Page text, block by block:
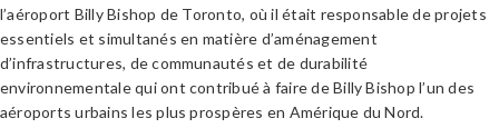
l’aéroport Billy Bishop de Toronto, où il était responsable de projets
essentiels et simultanés en matière d’aménagement
d’infrastructures, de communautés et de durabilité
environnementale qui ont contribué à faire de Billy Bishop l’un des
aéroports urbains les plus prospères en Amérique du Nord.